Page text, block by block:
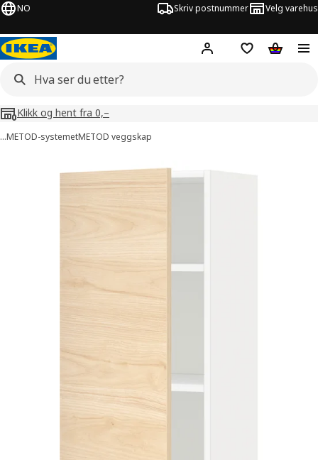
NO Skriv postnummer Velg varehus
Hej! Logg innHuskeliste
Klikk og hent fra 0,–
…METOD-systemetMETOD veggskap